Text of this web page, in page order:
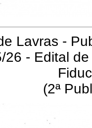
Lavras -
26 - Edital
(2ª